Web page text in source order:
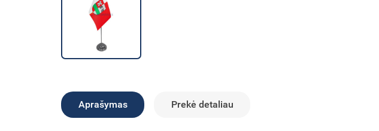
Aprašymas Prekė detaliau